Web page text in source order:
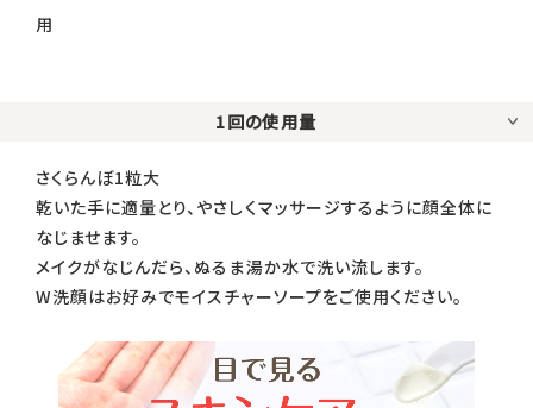
用
1回の使用量
さくらんぼ1粒大
乾いた手に適量とり、やさしくマッサージするように顔全体に
なじませます。
メイクがなじんだら、ぬるま湯か水で洗い流します。
W洗顔はお好みでモイスチャーソープをご使用ください。